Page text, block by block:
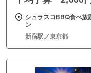
シュラスコBBQ食べ放
ン
新宿駅／東京都